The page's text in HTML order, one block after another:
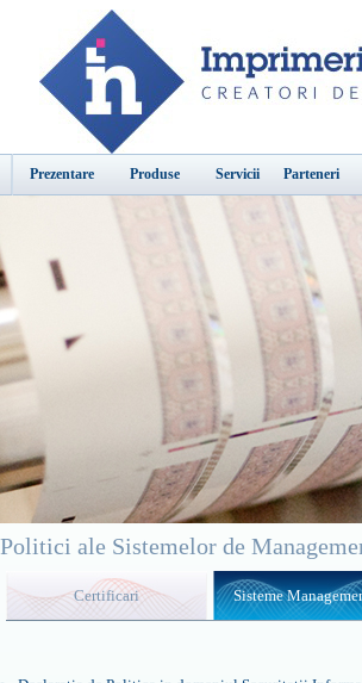
Prezentare Produse Servicii Parteneri
Politici ale Sistemelor de
Certificari Sisteme